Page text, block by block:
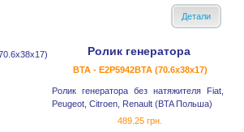
Детали
Ролик генератора
BTA - E2P5942BTA (70.6x38x17)
Ролик генератора без натяжителя Fiat,
Peugeot, Citroen, Renault (BTA Польша)
489.25 грн.